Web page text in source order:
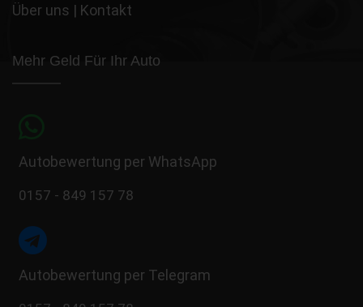
Über uns | Kontakt
Mehr Geld Für Ihr Auto
Autobewertung per WhatsApp
0157 - 849 157 78
Autobewertung per Telegram